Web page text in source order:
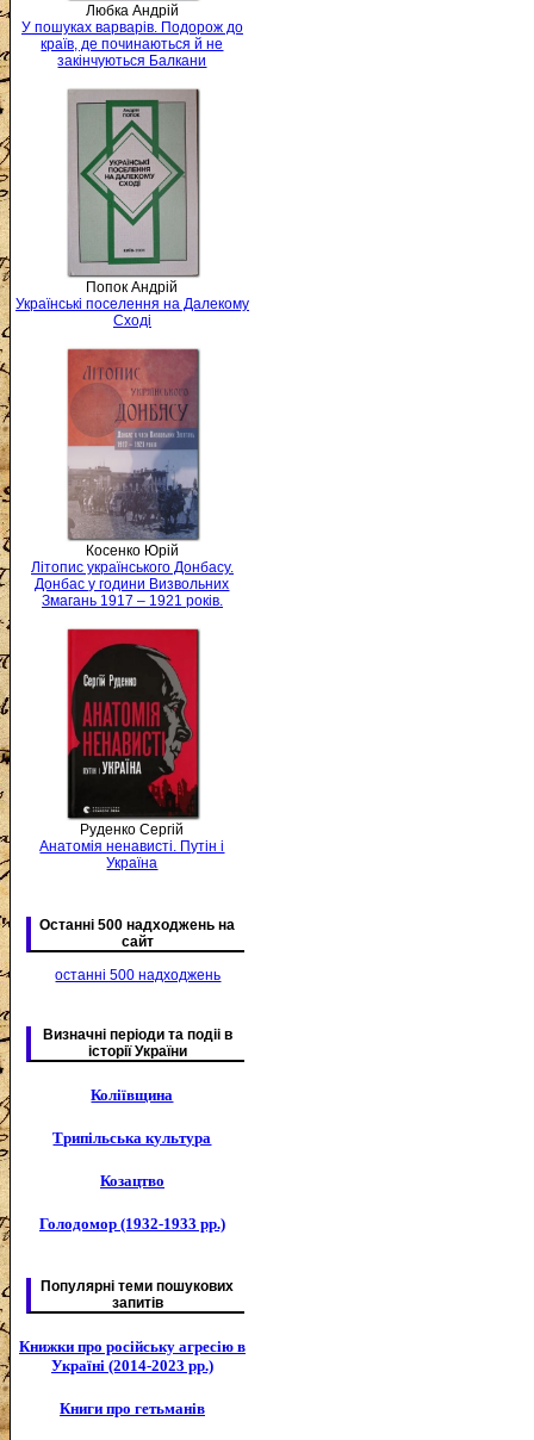
Любка Андрій
У пошуках варварів. Подорож до
країв, де починаються й не
закінчуються Балкани
Попок Андрій
Українські поселення на Далекому
Сході
Косенко Юрій
Літопис українського Донбасу.
Донбас у години Визвольних
Змагань 1917 – 1921 років.
Руденко Сергій
Анатомія ненависті. Путін і
Україна
Останні 500 надходжень на
сайт
останні 500 надходжень
Визначні періоди та подіі в
історії України
Коліївщина
Трипільська культура
Козацтво
Голодомор (1932-1933 рр.)
Популярні теми пошукових
запитів
Книжки про російську агресію в
Україні (2014-2023 рр.)
Книги про гетьманів